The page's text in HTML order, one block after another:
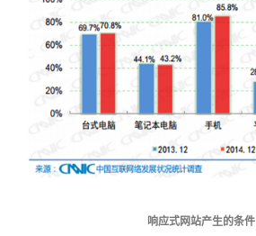
响应式网站产生的条件